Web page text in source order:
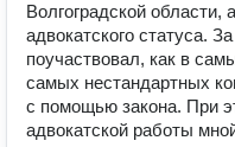
Волгоградской
адвокатского статуса.
поучаствовал, как в
самых нестандартных
с помощью закона. При
адвокатской работы